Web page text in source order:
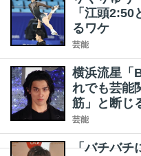
「江頭
るワケ
芸能
横浜流星「
れでも芸能
筋」と断じ
芸能
「バチバチ